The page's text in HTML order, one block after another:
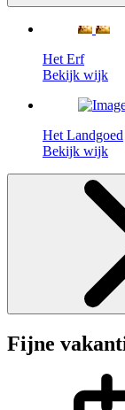
Het Erf
Bekijk wijk
Het Landgoed
Bekijk wijk
Fijne